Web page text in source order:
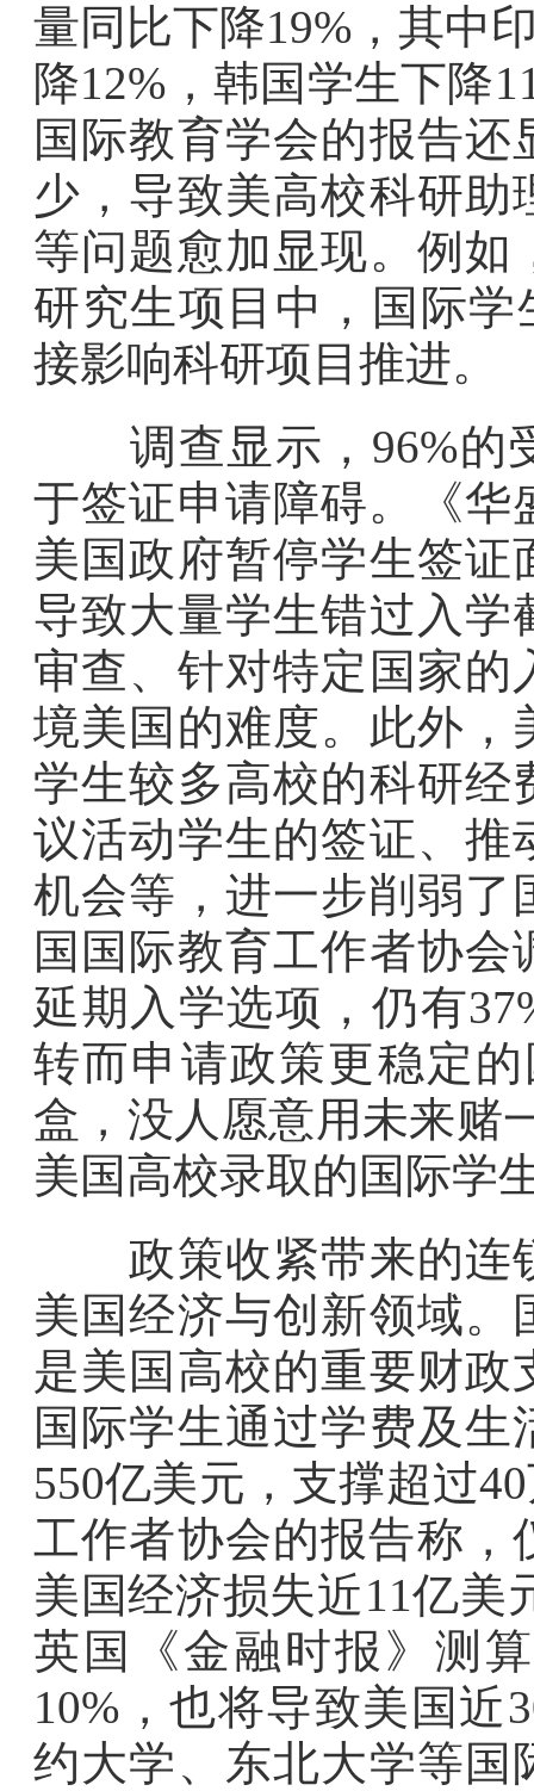
量同比下降19%，其中
降12%，韩国学生下降
国际教育学会的报告
少，导致美高校科研
等问题愈加显现。例如
研究生项目中，国际学
接影响科研项目推进。
调查显示，96%的
于签证申请障碍。《华
美国政府暂停学生签
导致大量学生错过入学
审查、针对特定国家的
境美国的难度。此外，
学生较多高校的科研经
议活动学生的签证、推
机会等，进一步削弱了
国国际教育工作者协
延期入学选项，仍有
转而申请政策更稳定
盒，没人愿意用未来赌
美国高校录取的国际学
政策收紧带来的连
美国经济与创新领域
是美国高校的重要财
国际学生通过学费及
550亿美元，支撑超过
工作者协会的报告称，
美国经济损失近11亿美
英国《金融时报》测
10%，也将导致美国近
约大学、东北大学等国